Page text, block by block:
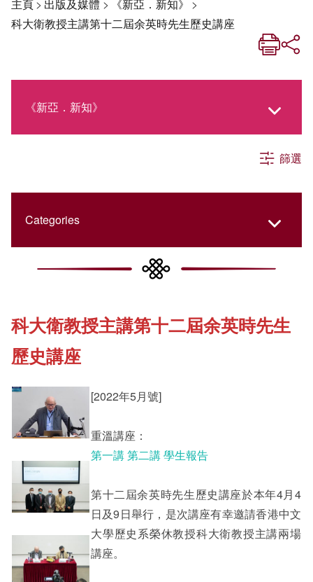
主頁> 出版及媒體 > 《新亞．新知》 >
科大衛教授主講第十二屆余英時先生歷史講座
《新亞．新知》
社交媒體專欄
《新亞簡訊》
《新亞書院概覽》
新亞影集
影片庫
篩選
Categories
College Updates
Cultural Topics
Student Development
Staff Engagement
Alumni Connections
科大衛教授主講第十二屆余英時先生
歷史講座
[2022年5月號]
重溫講座：
第一講第二講學生報告
第十二屆余英時先生歷史講座於本年4月4
日及9日舉行，是次講座有幸邀請香港中文
大學歷史系榮休教授科大衛教授主講兩場
講座。